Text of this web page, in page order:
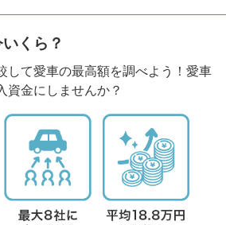
くら？
して愛車の最高額を調べよう！愛車
資金にしませんか？